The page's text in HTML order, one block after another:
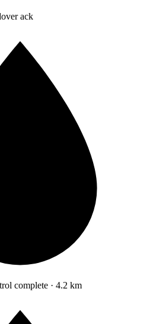
ack
complete · 4.2 km